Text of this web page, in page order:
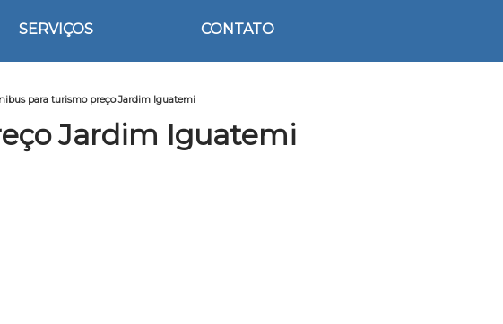
SERVIÇOS CONTATO
para turismo preço Jardim Iguatemi
Jardim Iguatemi